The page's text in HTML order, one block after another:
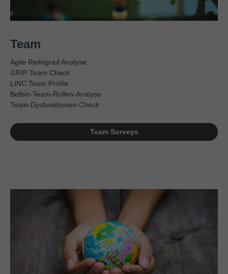
Team
Agile Reifegrad Analyse
GRIP Team Check
LINC Team Profile
Belbin-Team-Rollen-Analyse
Team-Dysfunktionen-Check
Team Surveys